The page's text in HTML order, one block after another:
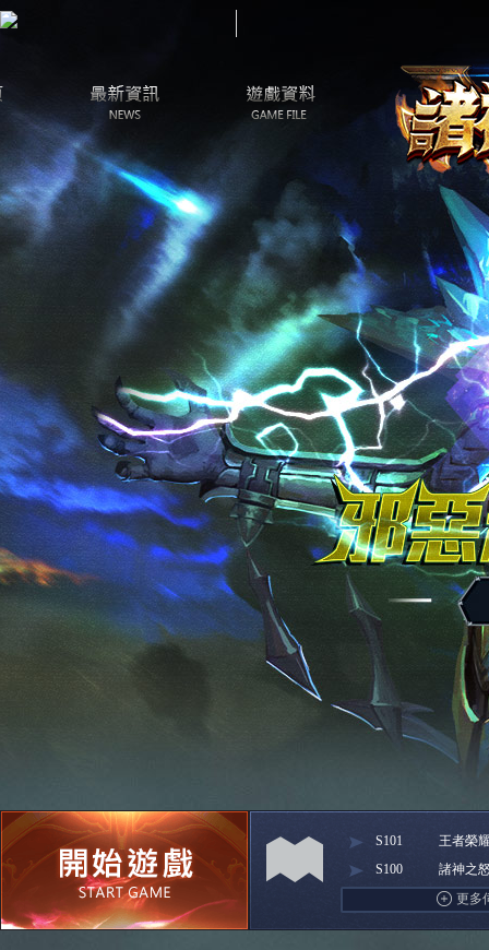
S101
王者榮
S100
諸神之
更多
Facebook快速登入
巴哈快速登入
台灣奇